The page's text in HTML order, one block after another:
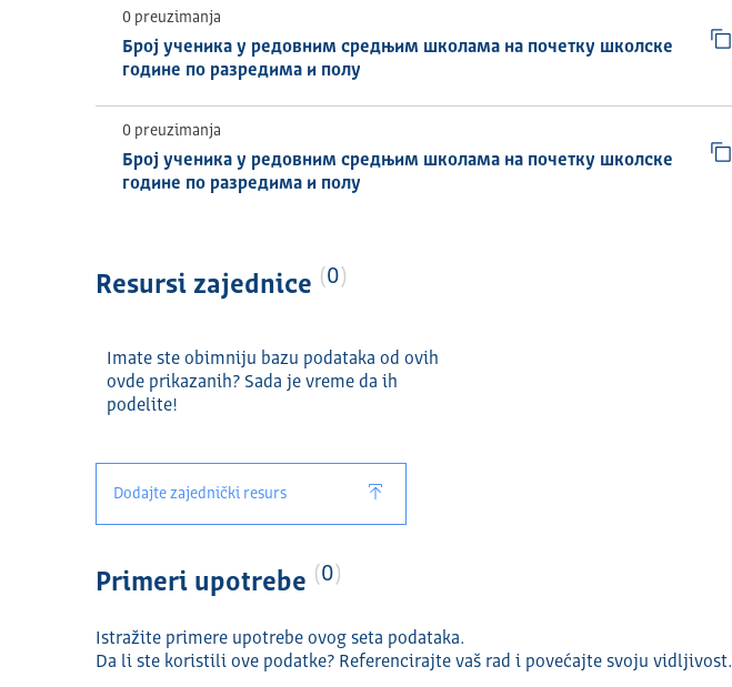
0 preuzimanja
Број ученика у редовним средњим школама на почетку школске
године по разредима и полу
0 preuzimanja
Број ученика у редовним средњим школама на почетку школске
године по разредима и полу
Resursi zajednice 0
Imate ste obimniju bazu podataka od ovih
ovde prikazanih? Sada je vreme da ih
podelite!
Dodajte zajednički resurs
Primeri upotrebe 0
Istražite primere upotrebe ovog seta podataka.
Da li ste koristili ove podatke? Referencirajte vaš rad i povećajte svoju vidlјivost.